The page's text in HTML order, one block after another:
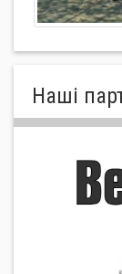
Нашi